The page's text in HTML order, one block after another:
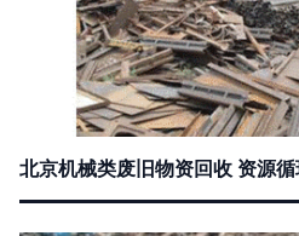
北京机械类废旧物资回收 资源